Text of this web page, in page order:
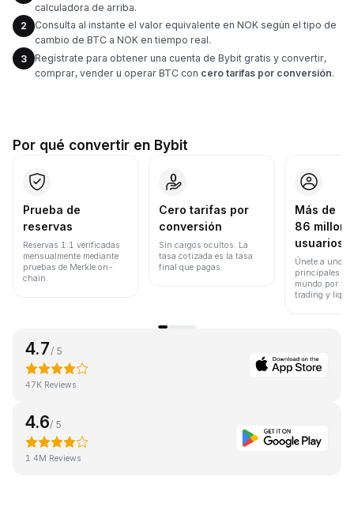
calculadora de arriba.
2
Consulta al instante el valor equivalente en NOK según el tipo de
cambio de BTC a NOK en tiempo real.
3
Regístrate para obtener una cuenta de Bybit gratis y convertir,
comprar, vender u operar BTC con cero tarifas por conversión.
Por qué convertir en Bybit
Prueba de
reservas
Reservas 1:1 verificadas
mensualmente mediante
pruebas de Merkle on-
chain.
Cero tarifas por
conversión
Sin cargos ocultos. La
tasa cotizada es la tasa
final que pagas.
Más de
86
usuarios
Únete a uno
principales
mundo por
trading y
4.7 / 5
47K Reviews
4.6/ 5
1.4M Reviews